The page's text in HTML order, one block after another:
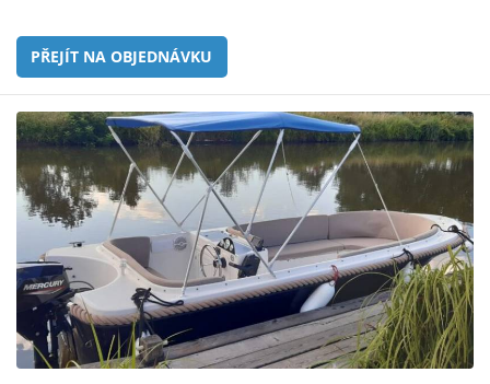
PŘEJÍT NA OBJEDNÁVKU